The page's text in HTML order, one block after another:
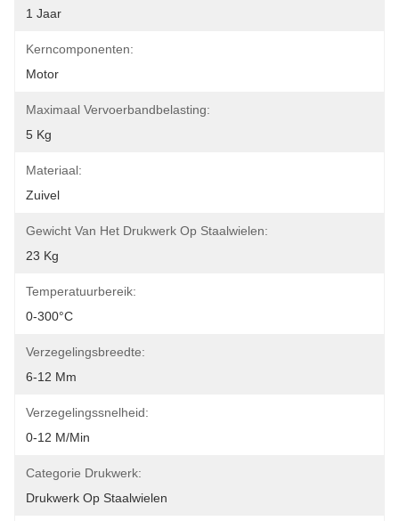
1 Jaar
Kerncomponenten:
Motor
Maximaal Vervoerbandbelasting:
5 Kg
Materiaal:
Zuivel
Gewicht Van Het Drukwerk Op Staalwielen:
23 Kg
Temperatuurbereik:
0-300°C
Verzegelingsbreedte:
6-12 Mm
Verzegelingssnelheid:
0-12 M/min
Categorie Drukwerk:
Drukwerk Op Staalwielen